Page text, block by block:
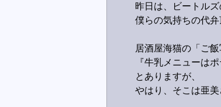
昨日は、ビートル
僕らの気持ちの代
居酒屋海猫の「ご
『牛乳メニューは
とありますが、
やはり、そこは亜